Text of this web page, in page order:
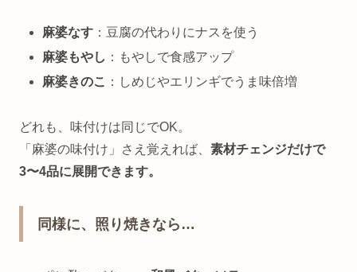
麻婆なす ：豆腐の代わりにナスを使う
麻婆もやし ：もやしで食感アップ
麻婆きのこ
：しめじやエリンギでうま味倍増
どれも、味付けは同じでOK。
「麻婆の味付け」さえ覚えれば、 素材チェンジだけで
3〜4品に展開できます。
同様に、照り焼きなら…